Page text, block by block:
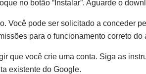
no botão “Instalar”. Aguarde o
Você pode ser solicitado a conceder
para o funcionamento correto do
que você crie uma conta. Siga as
existente do Google.